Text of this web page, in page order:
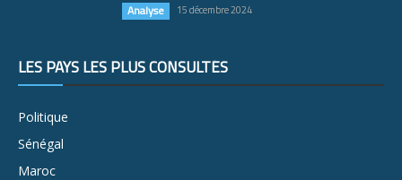
Analyse 15 décembre 2024
LES PAYS LES PLUS CONSULTÉS
Politique
Sénégal
Maroc